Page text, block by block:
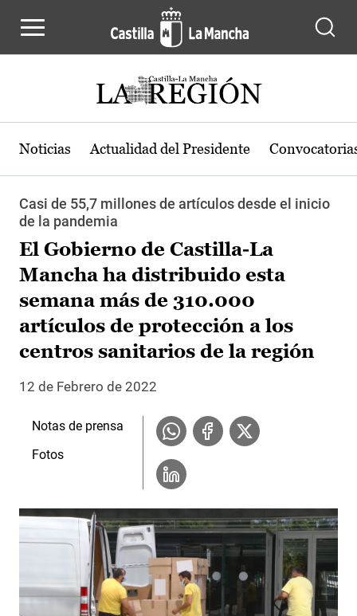
Noticias Actualidad del Presidente
Casi de 55,7 millones de artículos desde el inicio
de la pandemia
El Gobierno de Castilla-La
Mancha ha distribuido esta
semana más de 310.000
artículos de protección a los
centros sanitarios de la región
12 de Febrero de 2022
Notas de prensa
Fotos